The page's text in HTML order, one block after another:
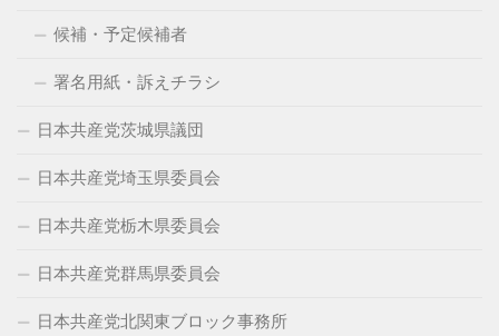
候補・予定候補者
署名用紙・訴えチラシ
日本共産党茨城県議団
日本共産党埼玉県委員会
日本共産党栃木県委員会
日本共産党群馬県委員会
日本共産党北関東ブロック事務所